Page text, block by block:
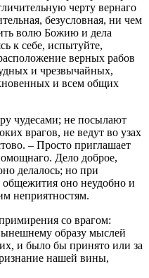
черту вернаго
безусловная, ни чем
волю Божию и дела
к себе, испытуйте,
верных рабов
и чрезвычайных,
и всем общих
чудесами; не посылают
врагов, не ведут во узах
– Просто приглашает
Дело доброе,
делалось; но при
оно неудобно и
неприятностям.
со врагом:
образу мыслей
и было бы принято или за
нашей вины,